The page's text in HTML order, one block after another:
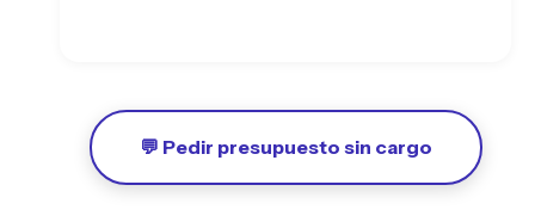
💬 Pedir presupuesto sin cargo